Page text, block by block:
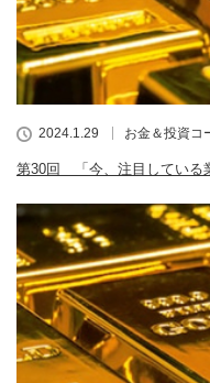
2024.1.29 お金＆投資コ
第30回 「今、注目している